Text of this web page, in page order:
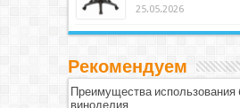
25.05.2026
Рекомендуем
Преимущества использования
виноделия